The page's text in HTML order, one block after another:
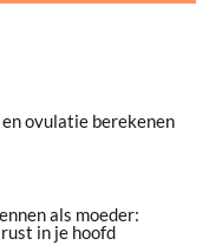
ovulatie berekenen
als moeder:
in je hoofd